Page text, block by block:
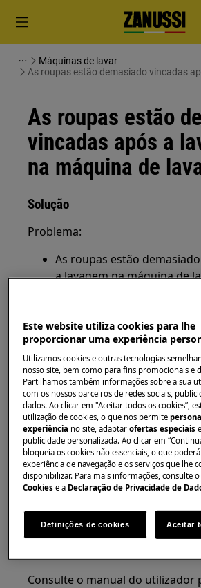
Máquinas de lavar
As roupas estão demasiado vincadas
As roupas estão
vincadas após a
na máquina de
Solução
Problema:
As roupas estão
a lavagem na máquina de
Máquina de lavar com
frontal (encastrável e de
Máquina de lavar de
Resolução:
1. Certifique-se de que não
tambor com roupa.
Consulte o manual do utilizador
relativas ao volume e tipo de
o download do manual do
2. Certifique-se de que
de centrifugação correta para
Consulte o manual do utilizador
Este website utiliza cookies para lhe
proporcionar uma experiência
Utilizamos cookies e outras tecnologias
nosso site, bem como para fins promocionais e
Partilhamos também informações sobre a sua
com os nossos parceiros de redes sociais,
dados. Ao clicar em "Aceitar todos os cookies”,
utilização de cookies, o que nos permite
experiência no site, adaptarofertas especiais
publicidade personalizada. Ao clicar em
bloqueia os cookies não essenciais, o que
experiência de navegação e os serviços que lhe
disponibilizar. Para mais informações, consulte
Cookies e a Declaração de Privacidade de
Definições de cookies Aceitar